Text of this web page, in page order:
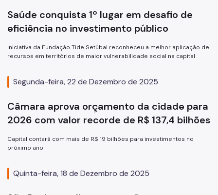
Saúde conquista 1º lugar em desafio de
eficiência no investimento público
Iniciativa da Fundação Tide Setúbal reconheceu a melhor aplicação de
recursos em territórios de maior vulnerabilidade social na capital
Segunda-feira, 22 de Dezembro de 2025
Câmara aprova orçamento da cidade para
2026 com valor recorde de R$ 137,4 bilhões
Capital contará com mais de R$ 19 bilhões para investimentos no
próximo ano
Quinta-feira, 18 de Dezembro de 2025